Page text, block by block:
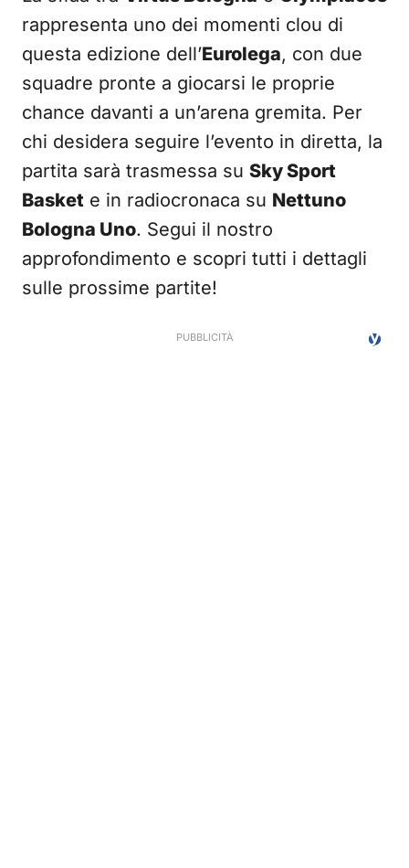
rappresenta uno dei momenti clou di
questa edizione dell’Eurolega, con due
squadre pronte a giocarsi le proprie
chance davanti a un’arena gremita. Per
chi desidera seguire l’evento in diretta, la
partita sarà trasmessa su Sky Sport
Basket e in radiocronaca su Nettuno
Bologna Uno. Segui il nostro
approfondimento e scopri tutti i dettagli
sulle prossime partite!